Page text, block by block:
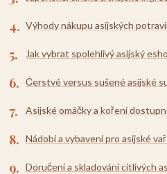
Výhody nákupu asijských
Jak vybrat spolehlivý asijský
Čerstvé versus sušené asijské
Asijské omáčky a koření
Nádobí a vybavení pro asijské
Doručení a skladování citlivých